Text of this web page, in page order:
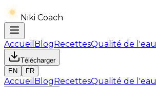
Niki Coach
Accueil BlogRecettesQualité de l'eau
Télécharger
EN
FR
Accueil BlogRecettesQualité de l'eau